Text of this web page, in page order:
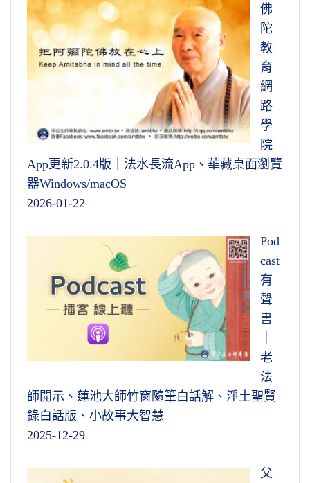
佛
陀
教
育
網
路
學
院
App更新2.0.4版｜法水長流App、華藏桌面瀏覽
器Windows/macOS
2026-01-22
Pod
cast
有
聲
書
老
法
師開示、蓮池大師竹窗隨筆白話解、淨土聖賢
錄白話版、小故事大智慧
2025-12-29
父